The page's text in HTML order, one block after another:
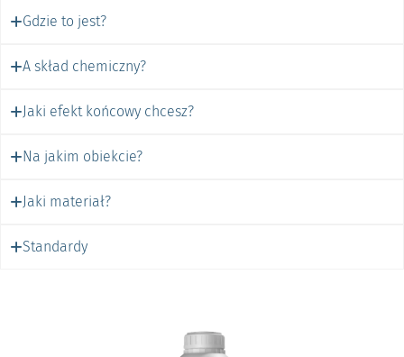
Gdzie to jest?
A skład chemiczny?
Jaki efekt końcowy chcesz?
Na jakim obiekcie?
Jaki materiał?
Standardy